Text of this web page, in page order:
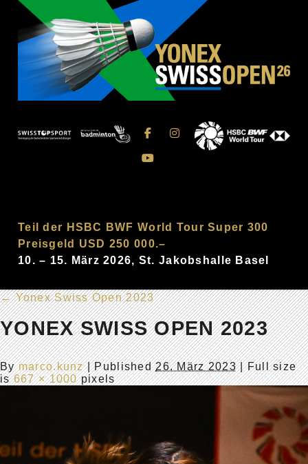
Teil der HSBC BWF World Tour Super 300
Preisgeld USD 250 000.–
10. – 15. März 2026, St. Jakobshalle Basel
←Yonex Swiss Open 2023
YONEX SWISS OPEN 2023
Bymarco.kunz |Published26. März 2023| Full size
is667 × 1000pixels